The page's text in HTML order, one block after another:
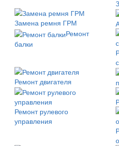
Замена ремня ГРМ
Ремонт
балки
Ремонт двигателя
Ремонт рулевого
управления